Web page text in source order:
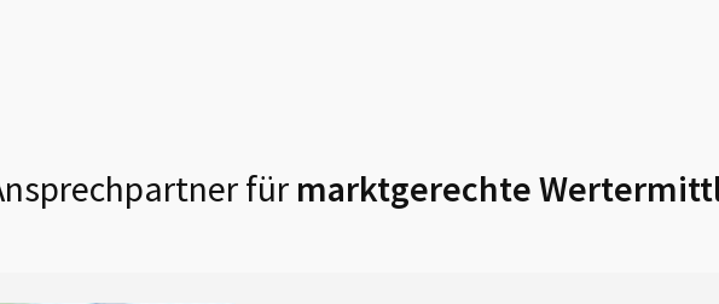
für marktgerechte